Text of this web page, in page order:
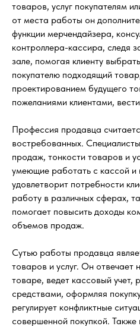
товаров, услуг покупателям
от места работы он
функции мерчендайзера,
контроллера-кассира, следя
зале, помогая клиенту
покупателю подходящий
проектированием будущего
пожеланиями клиентами,
Профессия продавца
востребованных.
продаж, тонкости товаров и
умеющие работать с кассой и
удовлетворит потребности
работу в различных сферах,
помогает повысить доходы
объемов продаж.
Сутью работы продавца
товаров и услуг. Он отвечает
товаре, ведет кассовый учет,
средствами, оформляя
регулирует конфликтные
совершенной покупкой.